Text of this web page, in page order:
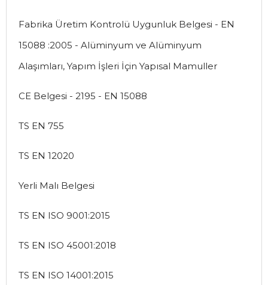
Fabrika Üretim Kontrolü Uygunluk Belgesi - EN
15088 :2005 - Alüminyum ve Alüminyum
Alaşımları, Yapım İşleri İçin Yapısal Mamuller
CE Belgesi - 2195 - EN 15088
TS EN 755
TS EN 12020
Yerli Malı Belgesi
TS EN ISO 9001:2015
TS EN ISO 45001:2018
TS EN ISO 14001:2015